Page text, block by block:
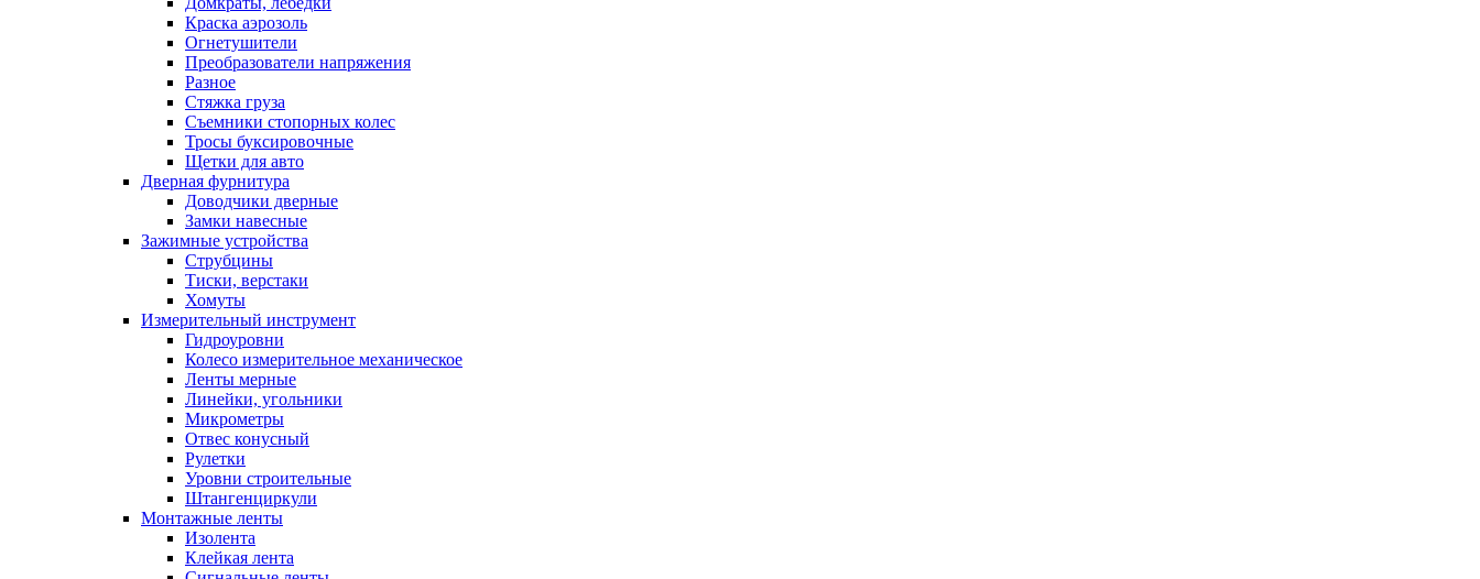
Краска аэрозоль
Огнетушители
Преобразователи напряжения
Разное
Стяжка груза
Съемники стопорных колес
Тросы буксировочные
Щетки для авто
Дверная фурнитура
Доводчики дверные
Замки навесные
Зажимные устройства
Струбцины
Тиски, верстаки
Хомуты
Измерительный инструмент
Гидроуровни
Колесо измерительное механическое
Ленты мерные
Линейки, угольники
Микрометры
Отвес конусный
Рулетки
Уровни строительные
Штангенциркули
Монтажные ленты
Изолента
Клейкая лента